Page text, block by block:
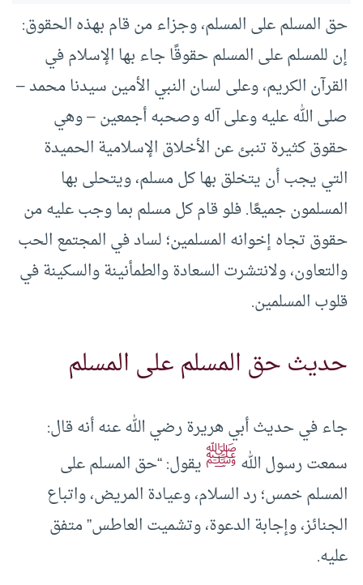
حق المسلم على المسلم، وجزاء من قام بهذه الحقوق:
إن للمسلم على المسلم حقوقًا جاء بها الإسلام في
القرآن الكريم، وعلى لسان النبي الأمين سيدنا محمد –
صلى الله عليه وعلى آله وصحبه أجمعين – وهي
حقوق كثيرة تنبئ عن الأخلاق الإسلامية الحميدة
التي يجب أن يتخلق بها كل مسلم، ويتحلى بها
المسلمون جميعًا. فلو قام كل مسلم بما وجب عليه من
حقوق تجاه إخوانه المسلمين؛ لساد في المجتمع الحب
والتعاون، ولانتشرت السعادة والطمأنينة والسكينة في
قلوب المسلمين.
حديث حق المسلم على المسلم
جاء في حديث أبي هريرة رضي الله عنه أنه قال:
سمعت رسول اللهﷺيقول: “حق ‌المسلم ‌على
‌المسلم خمس؛ رد السلام، وعيادة المريض، واتباع
الجنائز، وإجابة الدعوة، وتشميت العاطس” متفق
عليه.